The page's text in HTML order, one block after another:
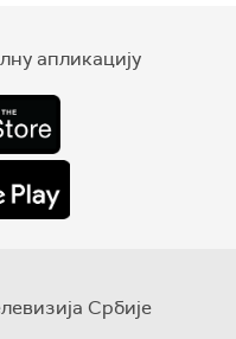
апликацију
Србије